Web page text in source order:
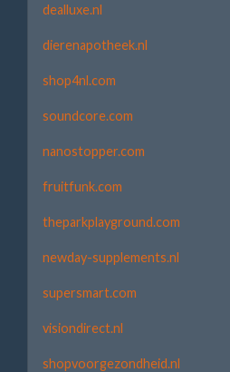
dealluxe.nl
dierenapotheek.nl
shop4nl.com
soundcore.com
nanostopper.com
fruitfunk.com
theparkplayground.com
newday-supplements.nl
supersmart.com
visiondirect.nl
shopvoorgezondheid.nl